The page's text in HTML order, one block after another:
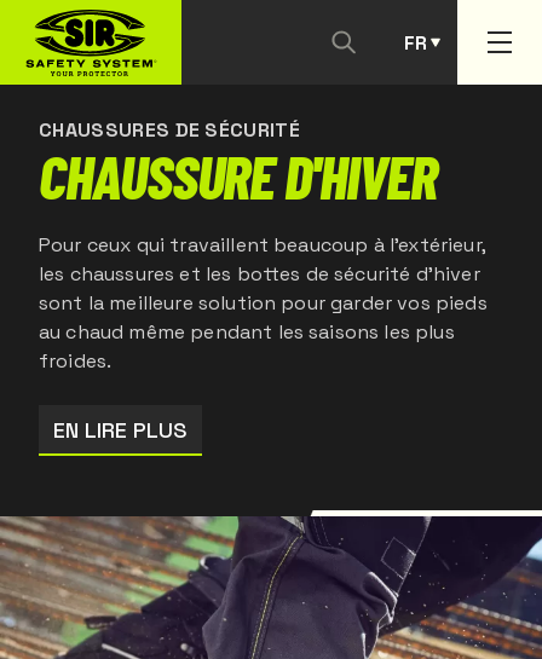
FR
PT
CHAUSSURES DE SÉCURITÉ
CHAUSSURE D'HIVER
Pour ceux qui travaillent beaucoup à l'extérieur,
les chaussures et les bottes de sécurité d'hiver
sont la meilleure solution pour garder vos pieds
au chaud même pendant les saisons les plus
froides.
EN LIRE PLUS
NOUS CONTACTER